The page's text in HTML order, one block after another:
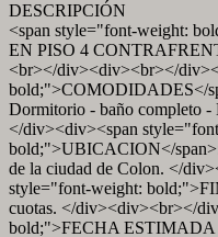
DESCRIPCIÓN
<span style="font-weight:
EN PISO 4
<br></div><div><br></
bold;">COMODIDADES</
Dormitorio - baño completo
</div><div><span
bold;">UBICACION</
de la ciudad de Colon. </
style="font-weight:
cuotas. </div><div><br></
bold;">FECHA ESTIMADA